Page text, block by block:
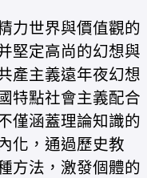
力世界與價值觀的
堅定高尚的幻想與
產主義遠年夜幻想
特點社會主義配合
僅涵蓋理論知識的
化，通過歷史教
方法，激發個體的